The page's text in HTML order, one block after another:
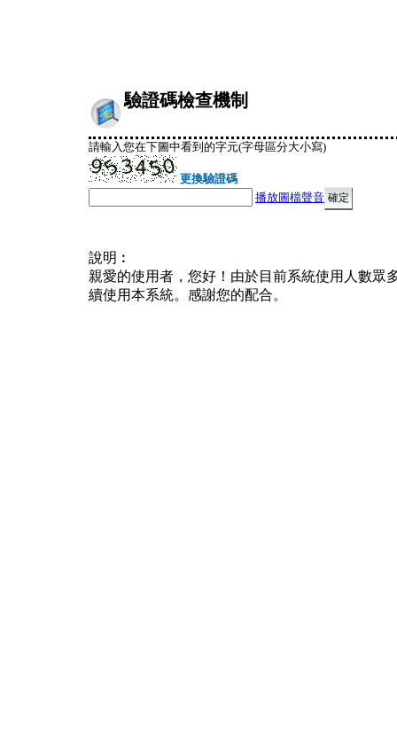
驗證碼檢查機制
請輸入您在下圖中看到的字元(字母區分大小寫)
更換驗證碼
播放圖檔聲音
說明︰
親愛的使用者，您好！由於目前系統使用人數眾
續使用本系統。感謝您的配合。